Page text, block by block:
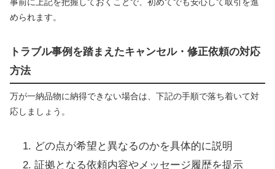
められます。
トラブル事例を踏まえたキャンセル・修正依頼の対応
方法
万が一納品物に納得できない場合は、下記の手順で落ち着いて対
応しましょう。
どの点が希望と異なるのかを具体的に説明
証拠となる依頼内容やメッセージ履歴を提示